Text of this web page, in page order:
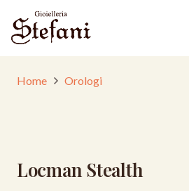
Home Orologi
Locman Stealth